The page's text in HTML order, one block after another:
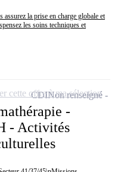
la prise en charge globale et
les soins techniques et
-
- Activités
CDINon renseigné
cette offre à ma sélection